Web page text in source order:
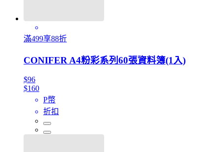
滿499享88折
CONIFER A4粉彩系列60張資料簿(1入)
$96
$160
P幣
折扣